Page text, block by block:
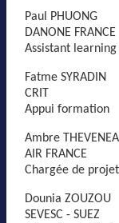
Paul PHUONG
DANONE FRANCE
Assistant
Fatme SYRADIN
CRIT
Appui formation
Ambre
AIR FRANCE
Chargée de
Dounia ZOUZOU
SEVESC - SUEZ